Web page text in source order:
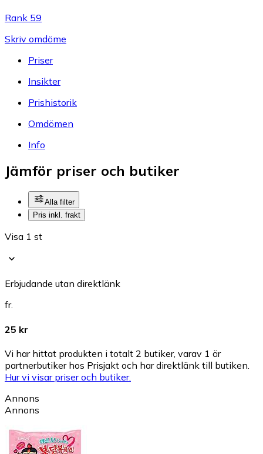
Rank 59
Skriv omdöme
Priser
Insikter
Prishistorik
Omdömen
Info
Jämför priser och butiker
Alla filter
Pris inkl. frakt
Visa 1 st
Erbjudande utan direktlänk
fr.
25 kr
Vi har hittat produkten i totalt 2 butiker, varav 1 är
partnerbutiker hos Prisjakt och har direktlänk till butiken.
Hur vi visar priser och butiker.
Annons
Annons